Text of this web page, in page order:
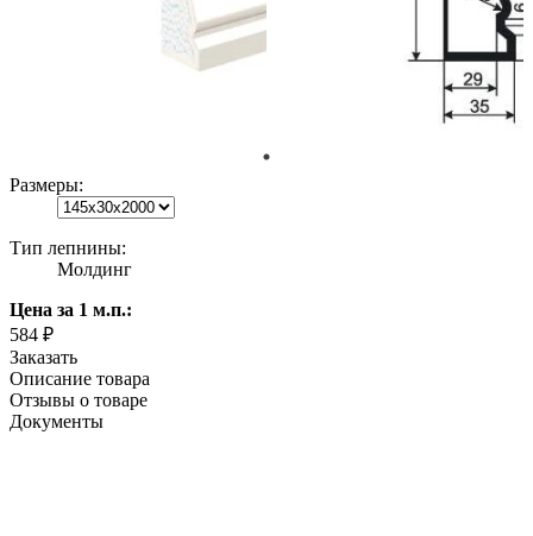
Размеры:
Тип лепнины:
Молдинг
Цена за 1 м.п.:
584 ₽
Заказать
Описание товара
Отзывы о товаре
Документы